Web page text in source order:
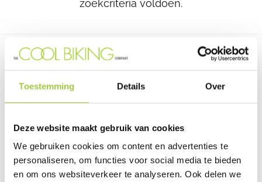
Toestemming Details Over
Deze website maakt gebruik van cookies
We gebruiken cookies om content en advertenties te
personaliseren, om functies voor social media te bieden
en om ons websiteverkeer te analyseren. Ook delen we
zoekcriteria voldoen.